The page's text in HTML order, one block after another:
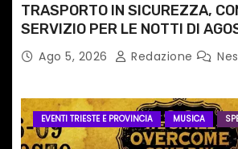
TRASPORTO IN SICUREZZA,
SERVIZIO PER LE NOTTI DI
PERCORSI, FERMATE E ORARIO
Ago 5, 2026 Redazione
EVENTI TRIESTE E PROVINCIA MUSICA